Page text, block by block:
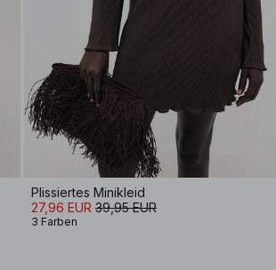
Plissiertes Minikleid
27,96 EUR 39,95 EUR
3 Farben